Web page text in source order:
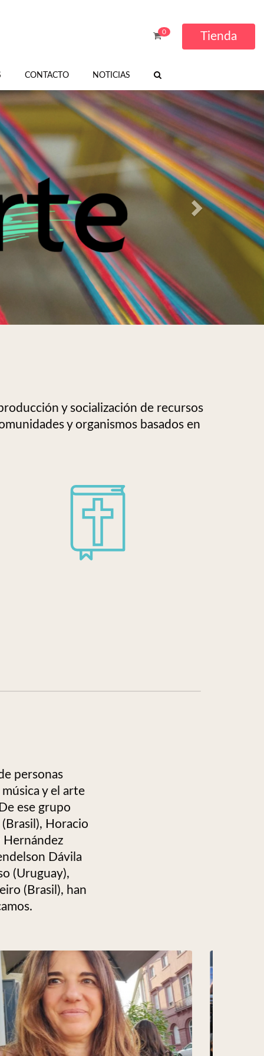
Tienda
0
CONTACTO NOTICIAS
Next
y socialización de recursos
y organismos basados en
personas
y el arte
ese grupo
Horacio
Hernández
Dávila
(Uruguay),
(Brasil), han